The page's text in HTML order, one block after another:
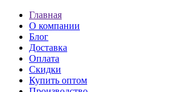
Главная
О компании
Блог
Доставка
Оплата
Скидки
Купить оптом